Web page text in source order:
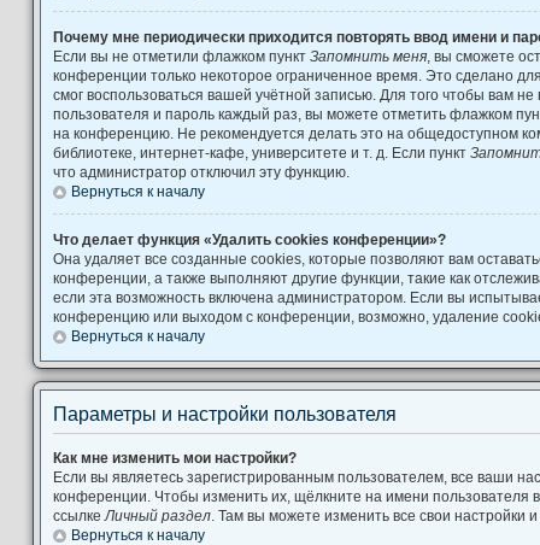
Почему мне периодически приходится повторять ввод имени и
Если вы не отметили флажком пункт Запомнить меня , вы сможете
конференции только некоторое ограниченное время. Это сделано
смог воспользоваться вашей учётной записью. Для того чтобы вам
пользователя и пароль каждый раз, вы можете отметить флажком
на конференцию. Не рекомендуется делать это на общедоступном
библиотеке, интернет-кафе, университете и т. д. Если пункт
что администратор отключил эту функцию.
Вернуться к началу
Что делает функция «Удалить cookies конференции»?
Она удаляет все созданные cookies, которые позволяют вам
конференции, а также выполняют другие функции, такие как
если эта возможность включена администратором. Если вы
конференцию или выходом с конференции, возможно, удаление
Вернуться к началу
Параметры и настройки пользователя
Как мне изменить мои настройки?
Если вы являетесь зарегистрированным пользователем, все ваши
конференции. Чтобы изменить их, щёлкните на имени пользователя
ссылке Личный раздел . Там вы можете изменить все свои настройки
Вернуться к началу